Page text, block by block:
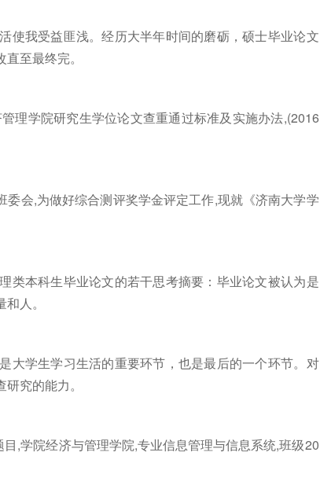
使我受益匪浅。经历大半年时间的磨砺，硕士毕业论文
至最终完。
理学院研究生学位论文查重通过标准及实施办法,(2016
会,为做好综合测评奖学金评定工作,现就《济南大学学
类本科生毕业论文的若干思考摘要：毕业论文被认为是
人。
大学生学习生活的重要环节，也是最后的一个环节。对
究的能力。
,学院经济与管理学院,专业信息管理与信息系统,班级20